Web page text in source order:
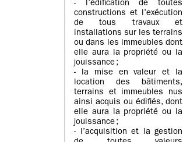
- l’édification de toutes
constructions et l’exécution
de tous travaux et
installations sur les terrains
ou dans les immeubles dont
elle aura la propriété ou la
jouissance ;
- la mise en valeur et la
location des bâtiments,
terrains et immeubles nus
ainsi acquis ou édifiés, dont
elle aura la propriété ou la
jouissance ;
- l’acquisition et la gestion